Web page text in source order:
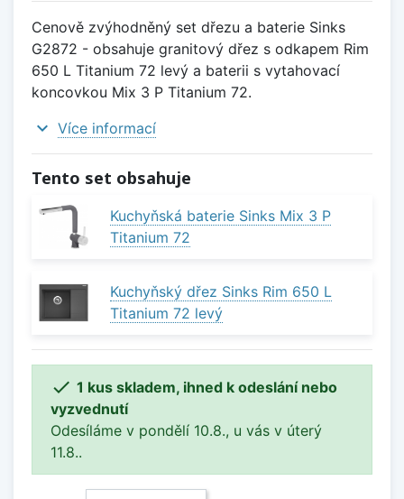
Cenově zvýhodněný set dřezu a baterie Sinks
G2872 - obsahuje granitový dřez s odkapem Rim
650 L Titanium 72 levý a baterii s vytahovací
koncovkou Mix 3 P Titanium 72.
expand_more Více informací
Tento set obsahuje
Kuchyňská baterie Sinks Mix 3 P
Titanium 72
Kuchyňský dřez Sinks Rim 650 L
Titanium 72 levý
 1 kus skladem, ihned k odeslání nebo
vyzvednutí
Odesíláme v pondělí 10.8., u vás v úterý
11.8..